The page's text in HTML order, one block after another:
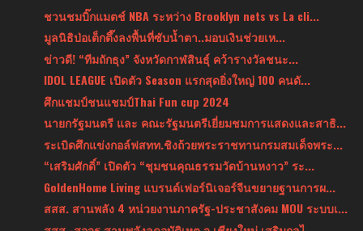
ชวนชมบิ๊กแมตช์ NBA ระหว่าง Brooklyn nets vs La cli...
มูลนิธิป่อเต็กตึ๊งลงพื้นที่ซับน้ำตา..มอบเงินช่วยเห...
ข่าวดี! “ทีมถักธุง” จังหวัดกาฬสินธุ์ คว้ารางวัลชนะ...
IDOL LEAGUE เปิดตัว Season แรกสุดยิ่งใหญ่ 100 คนดั...
ศึกแชมป์ชนแชมป์Thai Fun cup 2024
นายกรัฐมนตรี และ คณะรัฐมนตรีเยี่ยมชมการแสดงและสาธิ...
ระเบิดศึกแข่งกอล์ฟสทท.ชิงถ้วยพระราชทานกรมสมเด็จพระ...
“เสริมศักดิ์” เปิดตัว “ชุมชนคุณธรรมวัดบ้านหงาว” ระ...
GoldenHome Living แบรนด์เฟอร์นิเจอร์จีนขยายฐานการผ...
สสส. สานพลัง 4 หน่วยงานภาครัฐ-ประชาสังคม MOU ระบบเ...